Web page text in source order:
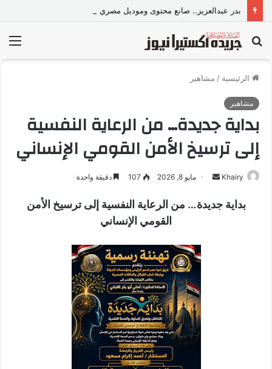
بحث
عن
الرئيسية / مشاهير
مشاهير
بداية جديدة… من الرعاية النفسية
إلى ترسيخ الأمن القومي الإنساني
Khairy
س
مايو 8, 2026 107 دقيقة واحدة
بداية جديدة… من الرعاية النفسية إلى ترسيخ الأمن
القومي الإنساني